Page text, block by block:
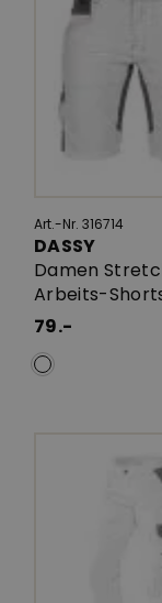
Art.-Nr. 316714
DASSY
Damen
Arbeits-
79.-